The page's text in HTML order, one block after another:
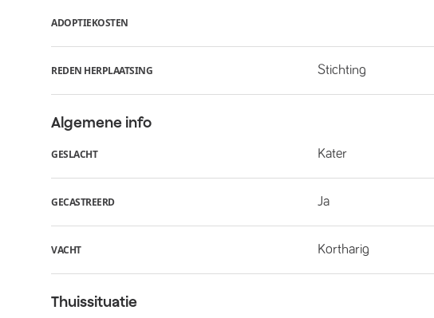
ADOPTIEKOSTEN
REDEN HERPLAATSING Stichting
Algemene info
GESLACHT Kater
GECASTREERD Ja
VACHT Kortharig
Thuissituatie